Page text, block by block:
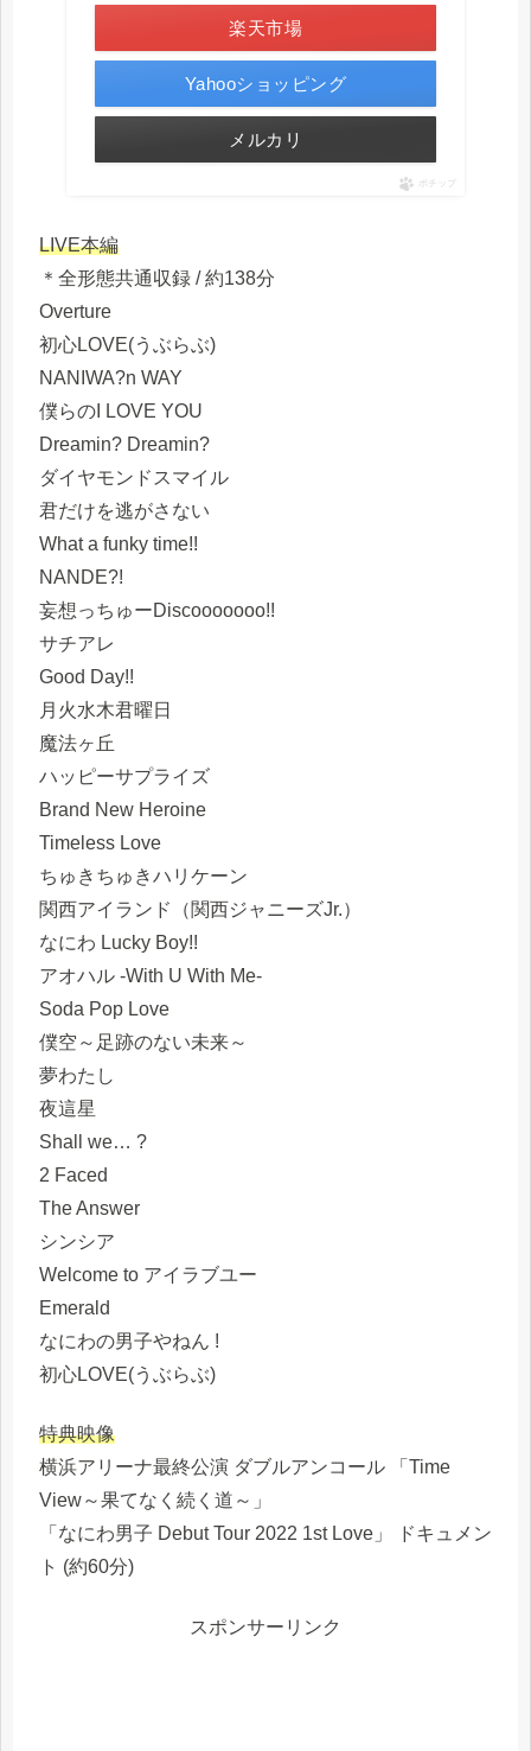
楽天市場
Yahooショッピング
メルカリ
ポチップ
LIVE本編
＊全形態共通収録 / 約138分
Overture
初心LOVE(うぶらぶ)
NANIWA?n WAY
僕らのI LOVE YOU
Dreamin? Dreamin?
ダイヤモンドスマイル
君だけを逃がさない
What a funky time!!
NANDE?!
妄想っちゅーDiscooooooo!!
サチアレ
Good Day!!
月火水木君曜日
魔法ヶ丘
ハッピーサプライズ
Brand New Heroine
Timeless Love
ちゅきちゅきハリケーン
関西アイランド（関西ジャニーズJr.）
なにわ Lucky Boy!!
アオハル -With U With Me-
Soda Pop Love
僕空～足跡のない未来～
夢わたし
夜這星
Shall we… ?
2 Faced
The Answer
シンシア
Welcome to アイラブユー
Emerald
なにわの男子やねん !
初心LOVE(うぶらぶ)
特典映像
横浜アリーナ最終公演 ダブルアンコール 「Time
View～果てなく続く道～」
「なにわ男子 Debut Tour 2022 1st Love」 ドキュメン
ト (約60分)
スポンサーリンク